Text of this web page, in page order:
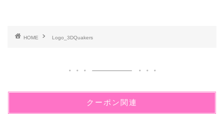
HOME Logo_3DQuakers
クーポン関連